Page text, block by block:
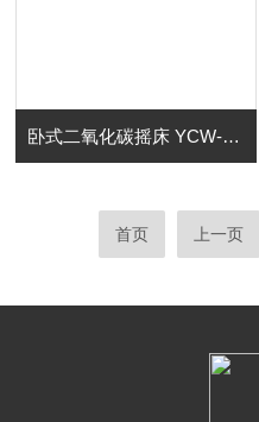
卧式二氧化碳摇床 YCW-160ACO2
首页 上一页